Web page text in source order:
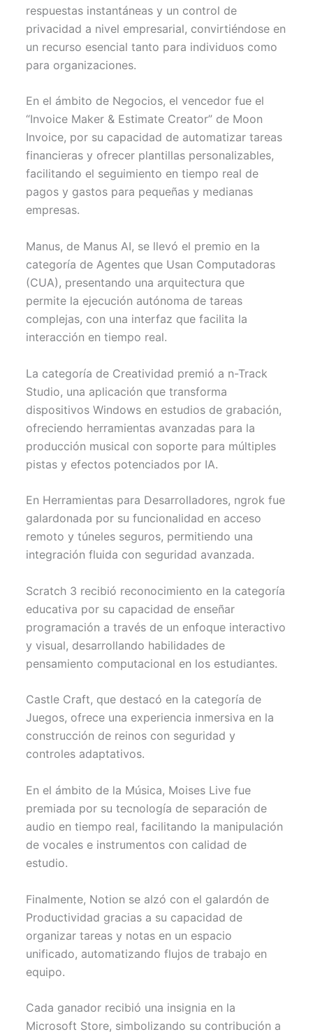
respuestas instantáneas y un control de
privacidad a nivel empresarial, convirtiéndose en
un recurso esencial tanto para individuos como
para organizaciones.
En el ámbito de Negocios, el vencedor fue el
“Invoice Maker & Estimate Creator” de Moon
Invoice, por su capacidad de automatizar tareas
financieras y ofrecer plantillas personalizables,
facilitando el seguimiento en tiempo real de
pagos y gastos para pequeñas y medianas
empresas.
Manus, de Manus AI, se llevó el premio en la
categoría de Agentes que Usan Computadoras
(CUA), presentando una arquitectura que
permite la ejecución autónoma de tareas
complejas, con una interfaz que facilita la
interacción en tiempo real.
La categoría de Creatividad premió a n-Track
Studio, una aplicación que transforma
dispositivos Windows en estudios de grabación,
ofreciendo herramientas avanzadas para la
producción musical con soporte para múltiples
pistas y efectos potenciados por IA.
En Herramientas para Desarrolladores, ngrok fue
galardonada por su funcionalidad en acceso
remoto y túneles seguros, permitiendo una
integración fluida con seguridad avanzada.
Scratch 3 recibió reconocimiento en la categoría
educativa por su capacidad de enseñar
programación a través de un enfoque interactivo
y visual, desarrollando habilidades de
pensamiento computacional en los estudiantes.
Castle Craft, que destacó en la categoría de
Juegos, ofrece una experiencia inmersiva en la
construcción de reinos con seguridad y
controles adaptativos.
En el ámbito de la Música, Moises Live fue
premiada por su tecnología de separación de
audio en tiempo real, facilitando la manipulación
de vocales e instrumentos con calidad de
estudio.
Finalmente, Notion se alzó con el galardón de
Productividad gracias a su capacidad de
organizar tareas y notas en un espacio
unificado, automatizando flujos de trabajo en
equipo.
Cada ganador recibió una insignia en la
Microsoft Store, simbolizando su contribución a